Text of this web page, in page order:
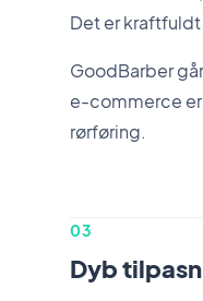
Det er
GoodBarber
e-commerce
rørføring.
03
Dyb